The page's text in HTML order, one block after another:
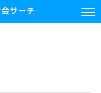
サーチ